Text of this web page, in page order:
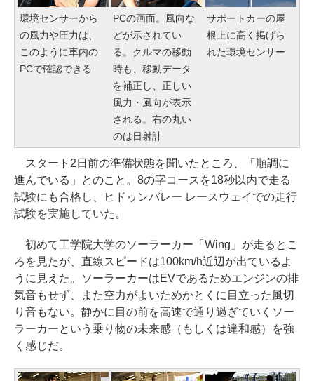
環境センサーから
の風力や圧力は、
このように車内の
PCで確認できる
PCの画面。風向な
どが示されてい
る。クルマの移動
時も、移動データ
を補正し、正しい
風力・風向が表示
される。右の丸い
のは日射計
サポートカーの屋
根上に高く掲げら
れた環境センサー
スタート2日前の準備状態を聞いたところ、「順調に
進んでいる」とのこと。8の字コースを18秒以内で走る
試験にも合格し、ヒドゥンバレー レースウェイでの走行
試験を実施していた。
初めて工学院大学のソーラーカー「Wing」が走るとこ
ろを見たが、直線スピードは100km/h近辺が出ているよ
うに見えた。ソーラーカーはEVであるためエンジンの排
気音もせず、また空力がよいためかとくに目立った風切
り音もない。静かに目の前を高速で通り過ぎていくソー
ラーカーという乗り物の未来感（もしくは違和感）を強
く感じだ。